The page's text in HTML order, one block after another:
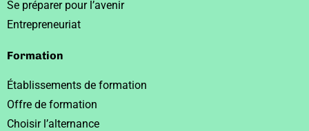
Se préparer pour l’avenir
Entrepreneuriat
Formation
Établissements de formation
Offre de formation
Choisir l’alternance